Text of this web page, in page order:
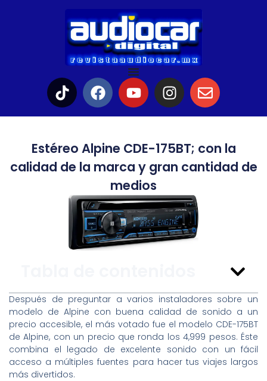
Estéreo Alpine CDE-175BT; con la
calidad de la marca y gran cantidad de
medios
Después de preguntar a varios instaladores sobre un
modelo de Alpine con buena calidad de sonido a un
precio accesible, el más votado fue el modelo CDE-175BT
de Alpine, con un precio que ronda los 4,999 pesos. Éste
combina el legado de excelente sonido con un fácil
acceso a múltiples fuentes para hacer tus viajes largos
más divertidos.